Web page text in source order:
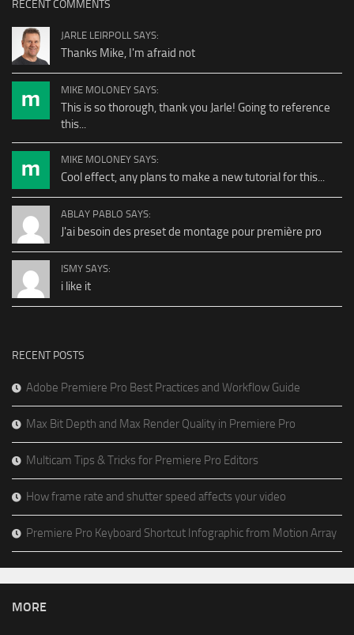
RECENT COMMENTS
JARLE LEIRPOLL SAYS:
Thanks Mike, I'm afraid not
MIKE MOLONEY SAYS:
This is so thorough, thank you Jarle! Going to reference
this...
MIKE MOLONEY SAYS:
Cool effect, any plans to make a new tutorial for this...
ABLAY PABLO SAYS:
J'ai besoin des preset de montage pour première pro
ISMY SAYS:
i like it
RECENT POSTS
Adobe Premiere Pro Best Practices and Workflow Guide
Max Bit Depth and Max Render Quality in Premiere Pro
Multicam Tips & Tricks for Premiere Pro Editors
How frame rate and shutter speed affects your video
Premiere Pro Keyboard Shortcut Infographic from Motion Array
MORE